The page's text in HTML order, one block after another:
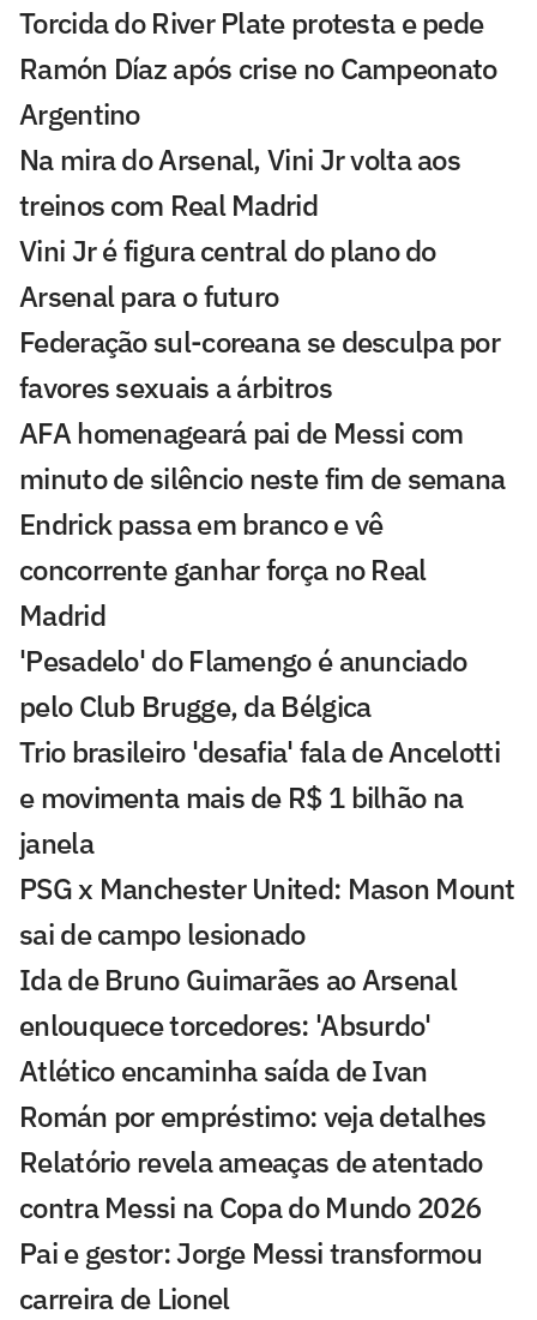
Torcida do River Plate protesta e pede
Ramón Díaz após crise no Campeonato
Argentino
Na mira do Arsenal, Vini Jr volta aos
treinos com Real Madrid
Vini Jr é figura central do plano do
Arsenal para o futuro
Federação sul-coreana se desculpa por
favores sexuais a árbitros
AFA homenageará pai de Messi com
minuto de silêncio neste fim de semana
Endrick passa em branco e vê
concorrente ganhar força no Real
Madrid
'Pesadelo' do Flamengo é anunciado
pelo Club Brugge, da Bélgica
Trio brasileiro 'desafia' fala de Ancelotti
e movimenta mais de R$ 1 bilhão na
janela
PSG x Manchester United: Mason Mount
sai de campo lesionado
Ida de Bruno Guimarães ao Arsenal
enlouquece torcedores: 'Absurdo'
Atlético encaminha saída de Ivan
Román por empréstimo: veja detalhes
Relatório revela ameaças de atentado
contra Messi na Copa do Mundo 2026
Pai e gestor: Jorge Messi transformou
carreira de Lionel